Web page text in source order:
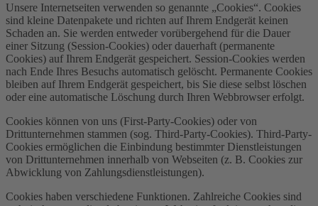
Unsere Internetseiten verwenden so genannte „Cookies“. Cookies
sind kleine Datenpakete und richten auf Ihrem Endgerät keinen
Schaden an. Sie werden entweder vorübergehend für die Dauer
einer Sitzung (Session-Cookies) oder dauerhaft (permanente
Cookies) auf Ihrem Endgerät gespeichert. Session-Cookies werden
nach Ende Ihres Besuchs automatisch gelöscht. Permanente Cookies
bleiben auf Ihrem Endgerät gespeichert, bis Sie diese selbst löschen
oder eine automatische Löschung durch Ihren Webbrowser erfolgt.
Cookies können von uns (First-Party-Cookies) oder von
Drittunternehmen stammen (sog. Third-Party-Cookies). Third-Party-
Cookies ermöglichen die Einbindung bestimmter Dienstleistungen
von Drittunternehmen innerhalb von Webseiten (z. B. Cookies zur
Abwicklung von Zahlungsdienstleistungen).
Cookies haben verschiedene Funktionen. Zahlreiche Cookies sind